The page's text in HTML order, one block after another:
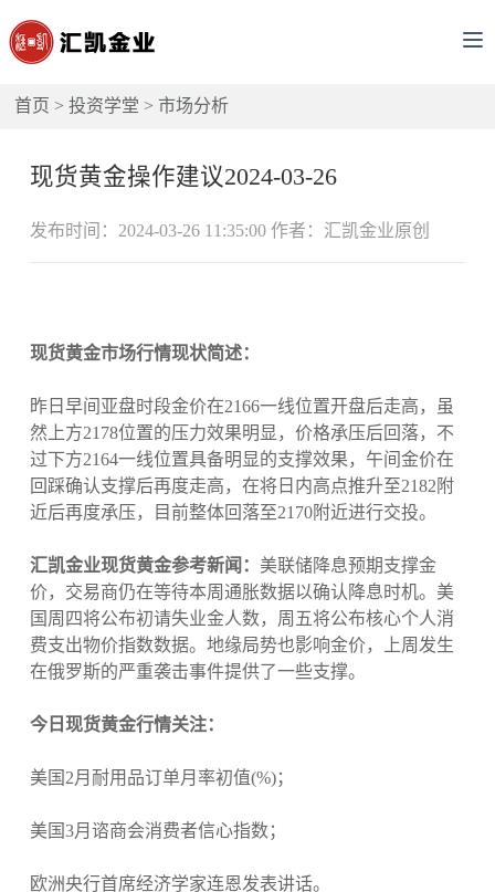
首页 >投资学堂 >市场分析
现货黄金操作建议2024-03-26
发布时间：2024-03-26 11:35:00 作者：汇凯金业原创
现货黄金市场行情现状简述：
昨日早间亚盘时段金价在2166一线位置开盘后走高，虽
然上方2178位置的压力效果明显，价格承压后回落，不
过下方2164一线位置具备明显的支撑效果，午间金价在
回踩确认支撑后再度走高，在将日内高点推升至2182附
近后再度承压，目前整体回落至2170附近进行交投。
汇凯金业现货黄金参考新闻： 美联储降息预期支撑金
价，交易商仍在等待本周通胀数据以确认降息时机。美
国周四将公布初请失业金人数，周五将公布核心个人消
费支出物价指数数据。地缘局势也影响金价，上周发生
在俄罗斯的严重袭击事件提供了一些支撑。
今日现货黄金行情关注：
美国2月耐用品订单月率初值(%)；
美国3月谘商会消费者信心指数；
欧洲央行首席经济学家连恩发表讲话。